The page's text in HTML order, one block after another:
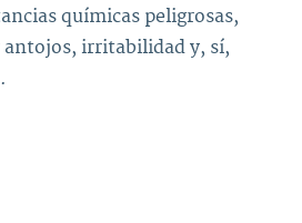
químicas peligrosas,
antojos, irritabilidad y, sí,